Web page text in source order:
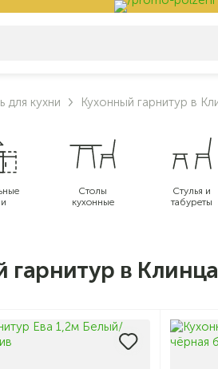
для кухни Кухонный гарнитур в
Столы
кухонные
Стулья и
табуреты
гарнитур в